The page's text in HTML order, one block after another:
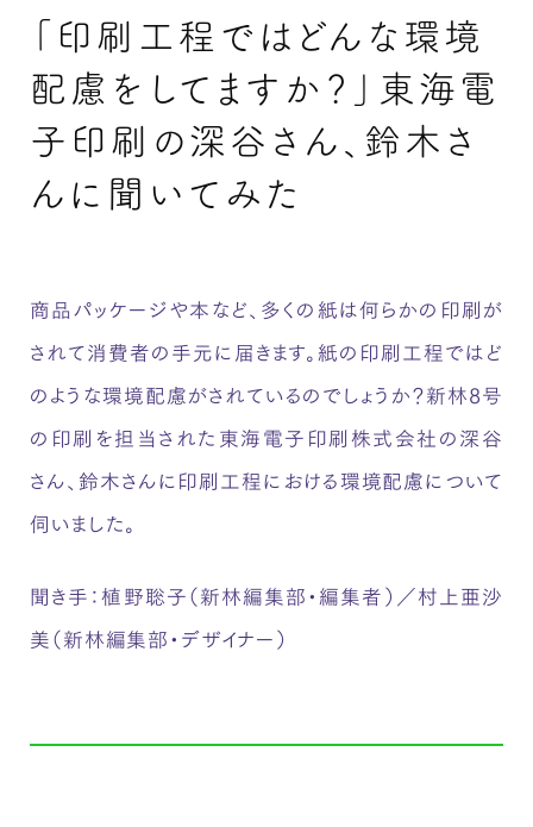
「印刷工程ではどんな環境
配慮をしてますか？」東海電
子印刷の深谷さん、鈴木さ
んに聞いてみた
商品パッケージや本など、多くの紙は何らかの印刷が
されて消費者の手元に届きます。紙の印刷工程ではど
のような環境配慮がされているのでしょうか？新林8号
の印刷を担当された東海電子印刷株式会社の深谷
さん、鈴木さんに印刷工程における環境配慮について
伺いました。
聞き手：植野聡子（新林編集部・編集者）／村上亜沙
美（新林編集部・デザイナー）